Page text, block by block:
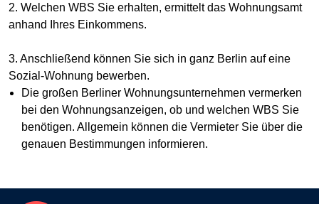
2. Welchen WBS Sie erhalten, ermittelt das Wohnungsamt
anhand Ihres Einkommens.
3. Anschließend können Sie sich in ganz Berlin auf eine
Sozial-Wohnung bewerben.
Die großen Berliner Wohnungsunternehmen vermerken
bei den Wohnungsanzeigen, ob und welchen WBS Sie
benötigen. Allgemein können die Vermieter Sie über die
genauen Bestimmungen informieren.